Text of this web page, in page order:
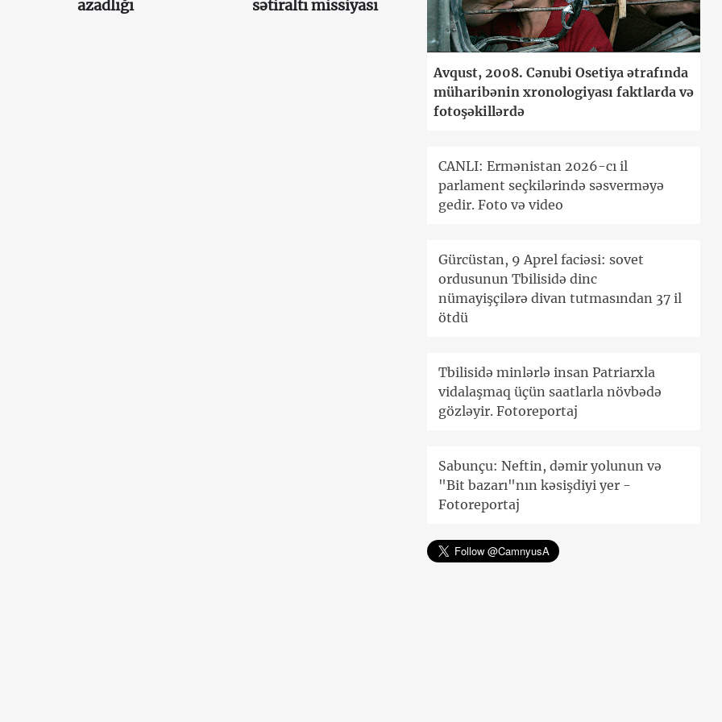
azadlığı
sətiraltı missiyası
Avqust, 2008. Cənubi Osetiya ətrafında
müharibənin xronologiyası faktlarda və
fotoşəkillərdə
CANLI: Ermənistan 2026-cı il
parlament seçkilərində səsverməyə
gedir. Foto və video
Gürcüstan, 9 Aprel faciəsi: sovet
ordusunun Tbilisidə dinc
nümayişçilərə divan tutmasından 37 il
ötdü
Tbilisidə minlərlə insan Patriarxla
vidalaşmaq üçün saatlarla növbədə
gözləyir. Fotoreportaj
Sabunçu: Neftin, dəmir yolunun və
"Bit bazarı"nın kəsişdiyi yer -
Fotoreportaj